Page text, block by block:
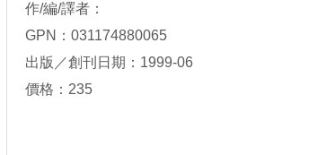
作/編/譯者：
GPN：031174880065
出版／創刊日期：1999-06
價格：235